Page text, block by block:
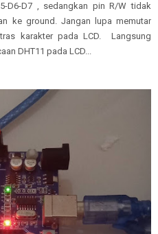
D6-D7 , sedangkan pin R/W tidak
ke ground. Jangan lupa memutar
karakter pada LCD. Langsung
DHT11 pada LCD...